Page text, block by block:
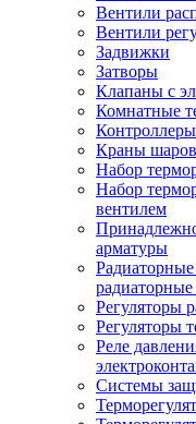
Вентили
Вентили
Задвижки
Затворы
Клапаны с
Комнатные
Краны
Набор
Набор
вентилем
арматуры
Регуляторы
Регуляторы
Реле
Системы